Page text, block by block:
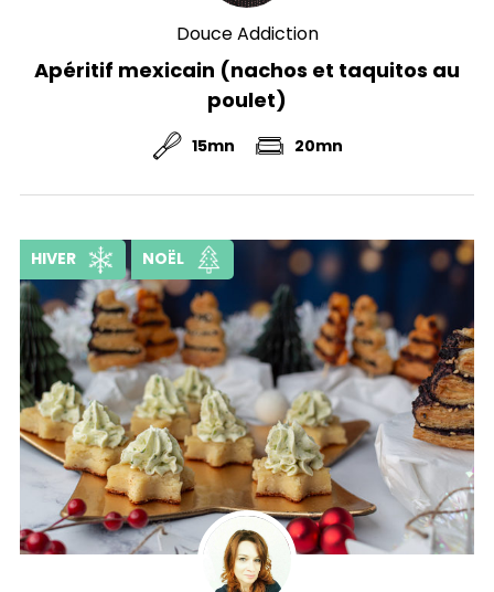
Douce Addiction
Apéritif mexicain (nachos et taquitos au
poulet)
15mn 20mn
HIVER NOËL